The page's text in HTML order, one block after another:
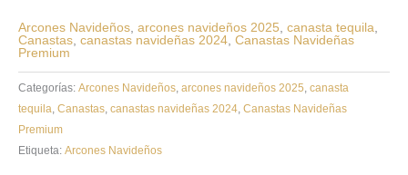
Arcones Navideños arcones navideños 2025 canasta tequila
Canastas canastas navideñas 2024 Canastas Navideñas
Premium
Categorías: Arcones Navideños, arcones navideños 2025, canasta
tequila, Canastas, canastas navideñas 2024, Canastas Navideñas
Premium
Etiqueta: Arcones Navideños